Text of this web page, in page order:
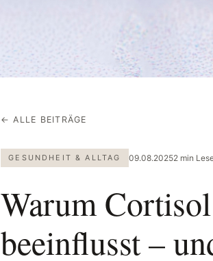
← ALLE BEITRÄGE
GESUNDHEIT & ALLTAG 09.08.20252 min
Warum
beeinflusst –